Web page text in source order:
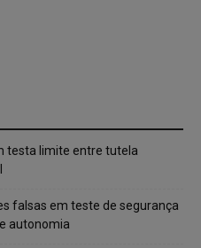
testa limite entre tutela
falsas em teste de segurança
autonomia